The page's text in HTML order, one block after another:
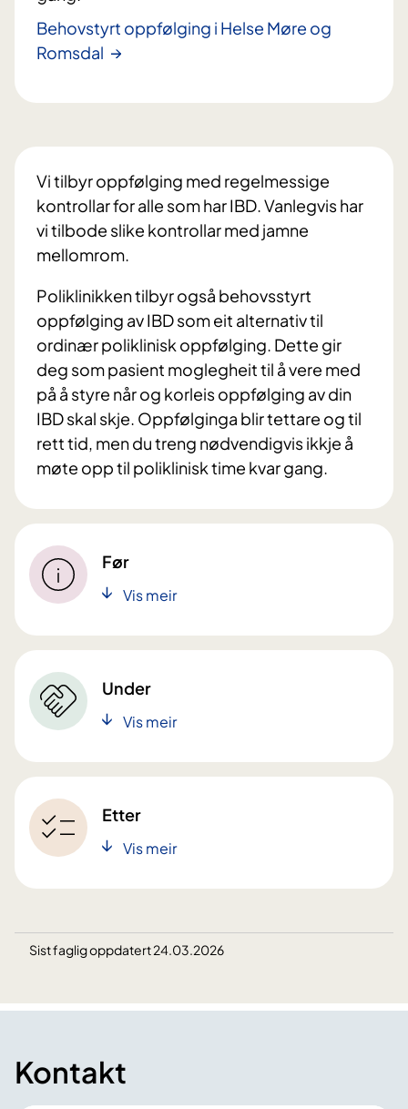
Behovstyrt oppfølging i Helse Møre og
Romsdal
Vi tilbyr oppfølging med regelmessige
kontrollar for alle som har IBD. Vanlegvis har
vi tilbode slike kontrollar med jamne
mellomrom.
Poliklinikken tilbyr også behovsstyrt
oppfølging av IBD som eit alternativ til
ordinær poliklinisk oppfølging. Dette gir
deg som pasient moglegheit til å vere med
på å styre når og korleis oppfølging av din
IBD skal skje. Oppfølginga blir tettare og til
rett tid, men du treng nødvendigvis ikkje å
møte opp til poliklinisk time kvar gang.
Før
Vis meir
Under
Vis meir
Etter
Vis meir
Sist faglig oppdatert 24.03.2026
Kontakt